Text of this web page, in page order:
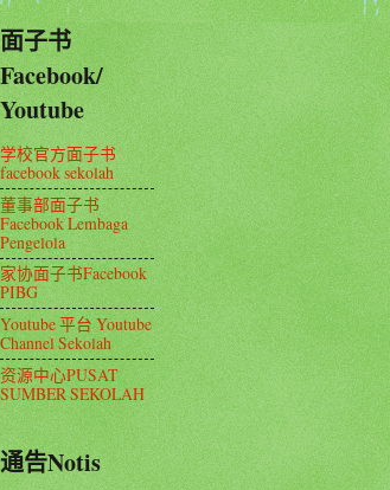
面子书
Facebook/
Youtube
学校官方面子书
facebook sekolah
董事部面子书
Facebook Lembaga
Pengelola
家协面子书Facebook
PIBG
Youtube 平台 Youtube
Channel Sekolah
资源中心PUSAT
SUMBER SEKOLAH
通告Notis